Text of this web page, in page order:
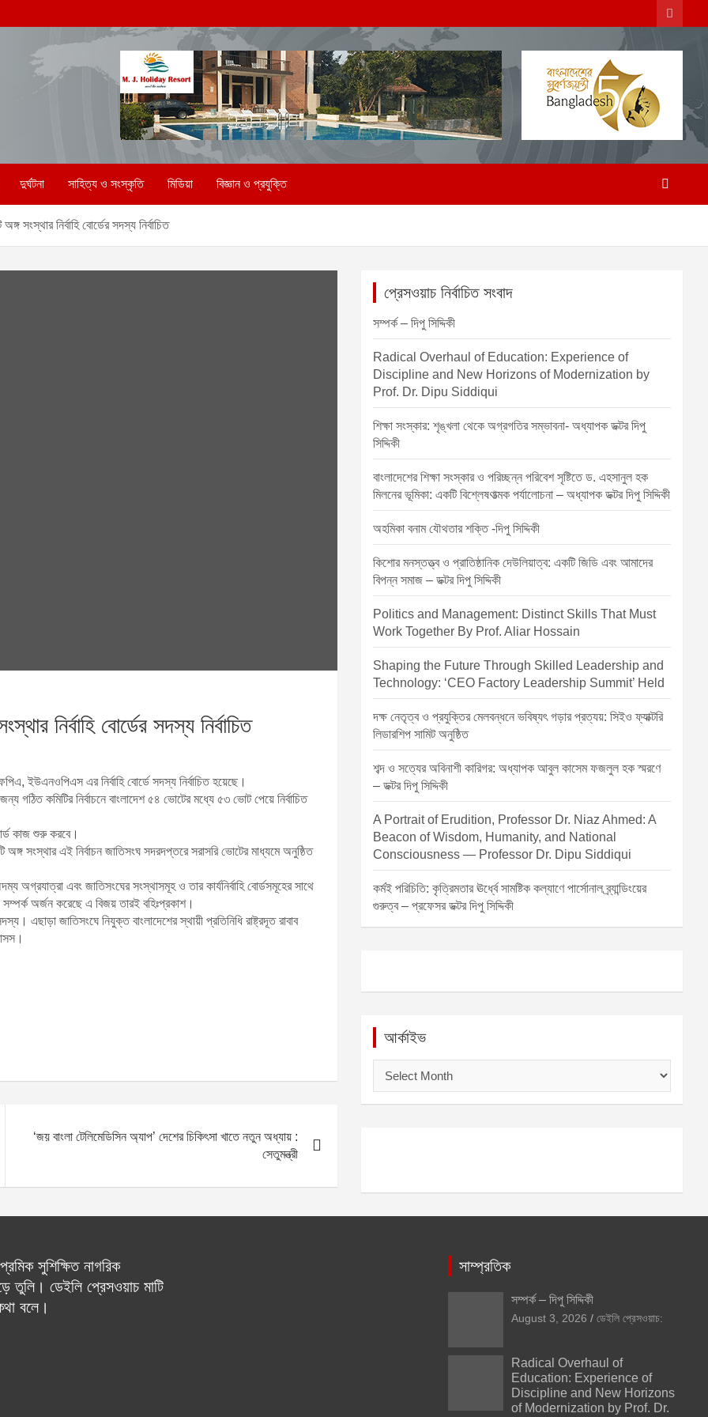
দুর্ঘটনা সাহিত্য ও সংস্কৃতি মিডিয়া বিজ্ঞান ও প্রযুক্তি
সংস্থার নির্বাহি বোর্ডের সদস্য নির্বাচিত
নির্বাহি বোর্ডের সদস্য নির্বাচিত
ইউএনওপিএস এর নির্বাহি বোর্ডে সদস্য নির্বাচিত হয়েছে।
কমিটির নির্বাচনে বাংলাদেশ ৫৪ ভোটের মধ্যে ৫৩ ভোট পেয়ে নির্বাচিত
কাজ শুরু করবে।
সংস্থার এই নির্বাচন জাতিসংঘ সদরদপ্তরে সরাসরি ভোটের মাধ্যমে অনুষ্ঠিত
অগ্রযাত্রা এবং জাতিসংঘের সংস্থাসমূহ ও তার কার্যনির্বাহি বোর্ডসমূহের সাথে
সম্পর্ক অর্জন করেছে এ বিজয় তারই বহিঃপ্রকাশ।
এছাড়া জাতিসংঘে নিযুক্ত বাংলাদেশের স্থায়ী প্রতিনিধি রাষ্ট্রদূত রাবাব
‘জয় বাংলা টেলিমেডিসিন অ্যাপ’ দেশের চিকিৎসা খাতে নতুন অধ্যায় :
সেতুমন্ত্রী
প্রেসওয়াচ নির্বাচিত সংবাদ
সম্পর্ক – দিপু সিদ্দিকী
Radical Overhaul of Education: Experience of
Discipline and New Horizons of Modernization by
Prof. Dr. Dipu Siddiqui
শিক্ষা সংস্কার: শৃঙ্খলা থেকে অগ্রগতির সম্ভাবনা- অধ্যাপক ডক্টর দিপু
সিদ্দিকী
বাংলাদেশের শিক্ষা সংস্কার ও পরিচ্ছন্ন পরিবেশ সৃষ্টিতে ড. এহসানুল হক
মিলনের ভূমিকা: একটি বিশ্লেষণাত্মক পর্যালোচনা – অধ্যাপক ডক্টর দিপু সিদ্দিকী
অহমিকা বনাম যৌথতার শক্তি -দিপু সিদ্দিকী
কিশোর মনস্তত্ত্ব ও প্রাতিষ্ঠানিক দেউলিয়াত্ব: একটি জিডি এবং আমাদের
বিপন্ন সমাজ – ডক্টর দিপু সিদ্দিকী
Politics and Management: Distinct Skills That Must
Work Together By Prof. Aliar Hossain
Shaping the Future Through Skilled Leadership and
Technology: ‘CEO Factory Leadership Summit’ Held
দক্ষ নেতৃত্ব ও প্রযুক্তির মেলবন্ধনে ভবিষ্যৎ গড়ার প্রত্যয়: সিইও ফ্যাক্টরি
লিডারশিপ সামিট অনুষ্ঠিত
শব্দ ও সত্যের অবিনাশী কারিগর: অধ্যাপক আবুল কাসেম ফজলুল হক স্মরণে
– ডক্টর দিপু সিদ্দিকী
A Portrait of Erudition, Professor Dr. Niaz Ahmed: A
Beacon of Wisdom, Humanity, and National
Consciousness — Professor Dr. Dipu Siddiqui
কর্মই পরিচিতি: কৃত্রিমতার ঊর্ধ্বে সামষ্টিক কল্যাণে পার্সোনাল ব্র্যান্ডিংয়ের
গুরুত্ব – প্রফেসর ডক্টর দিপু সিদ্দিকী
আর্কাইভ
ই
সুশিক্ষিত নাগরিক
তুলি। ডেইলি প্রেসওয়াচ মাটি
বলে।
সাম্প্রতিক
সম্পর্ক – দিপু সিদ্দিকী
August 3, 2026 ডেইলি প্রেসওয়াচ:
Radical Overhaul of
Education: Experience of
Discipline and New Horizons
of Modernization by Prof. Dr.